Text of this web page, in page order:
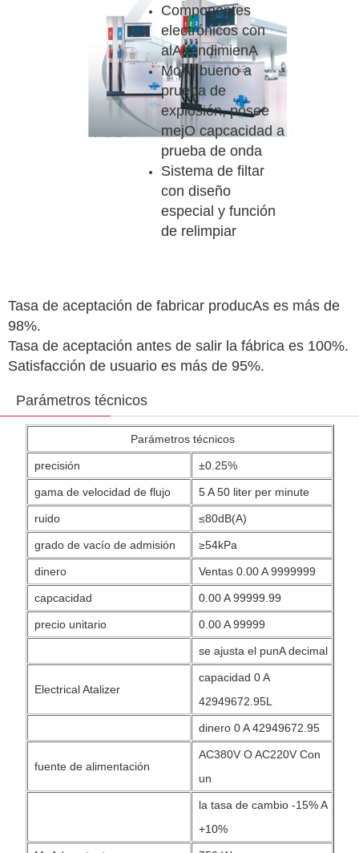
Componentes
electrónicos con
alA rendimienA
MoAr bueno a
prueba de
explosión, posee
mejO capcacidad a
prueba de onda
Sistema de filtar
con diseño
especial y función
de relimpiar
Tasa de aceptación de fabricar producAs es más de
98%.
Tasa de aceptación antes de salir la fábrica es 100%.
Satisfacción de usuario es más de 95%.
Parámetros técnicos
Parámetros técnicos
precisión ±0.25%
gama de velocidad de flujo 5 A 50 liter per minute
ruido ≤80dB(A)
grado de vacío de admisión ≥54kPa
dinero Ventas 0.00 A 9999999
capcacidad 0.00 A 99999.99
precio unitario 0.00 A 99999
se ajusta el punA decimal
Electrical Atalizer
capacidad 0 A
42949672.95L
dinero 0 A 42949672.95
fuente de alimentación
AC380V O AC220V Con
un
la tasa de cambio -15% A
+10%